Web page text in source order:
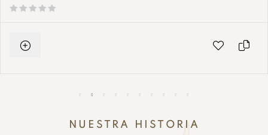
NUESTRA HISTORIA